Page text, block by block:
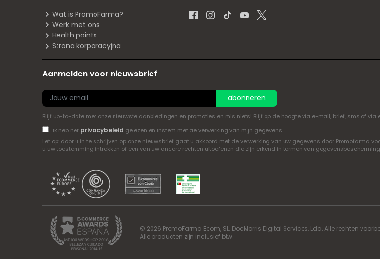
Wat is PromoFarma?
Werk met ons
Health points
Strona korporacyjna
Aanmelden voor nieuwsbrief
abonneren
Blijf up-to-date met onze nieuwste aanbiedingen en promoties en mis niets! Blijf op de hoogte via e-mail, brief, sms of via
Ik heb het privacybeleid gelezen en instem met de verwerking van mijn gegevens
Let op: door u in te schrijven op onze nieuwsbrief gaat u akkoord met de verwerking van uw gegevens door Promofarma
u uw toestemming intrekken of een van uw andere rechten uitoefenen die zijn erkend in termen van
© 2026 PromoFarma Ecom, SL. DocMorris Digital Services, Lda. Alle rechten
Alle producten zijn inclusief btw.